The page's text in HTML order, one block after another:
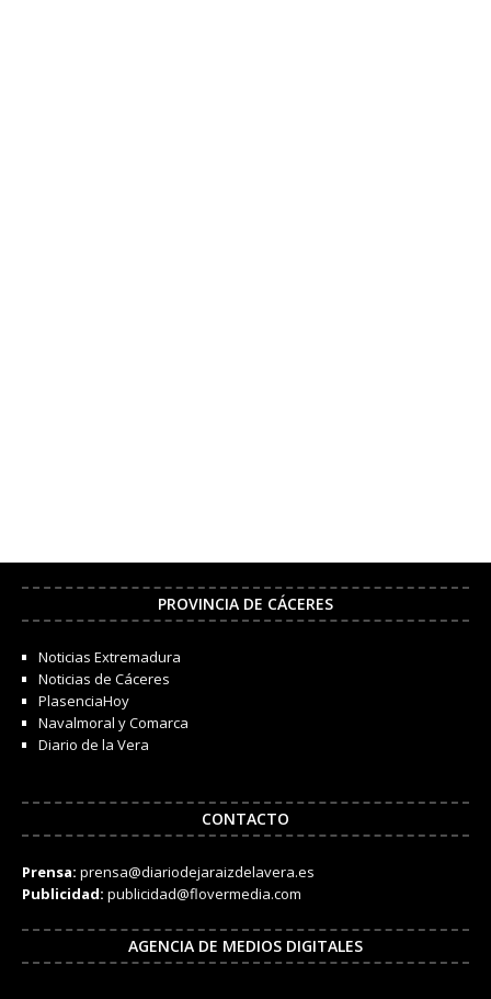
PROVINCIA DE CÁCERES
Noticias Extremadura
Noticias de Cáceres
PlasenciaHoy
Navalmoral y Comarca
Diario de la Vera
CONTACTO
Prensa: prensa@diariodejaraizdelavera.es
Publicidad: publicidad@flovermedia.com
AGENCIA DE MEDIOS DIGITALES